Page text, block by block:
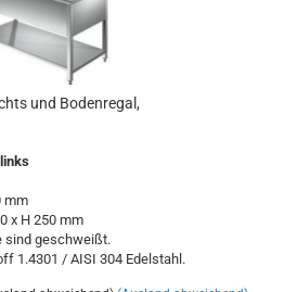
und Bodenregal,
mm
x H 250 mm
sind geschweißt.
1.4301 / AISI 304 Edelstahl.